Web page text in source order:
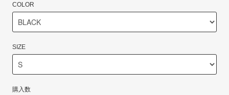
COLOR
SIZE
購入数